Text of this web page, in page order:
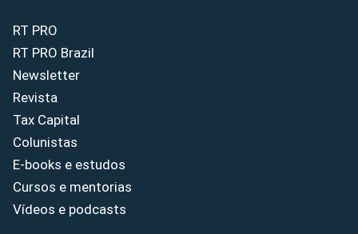
RT PRO
RT PRO Brazil
Newsletter
Revista
Tax Capital
Colunistas
E-books e estudos
Cursos e mentorias
Vídeos e podcasts